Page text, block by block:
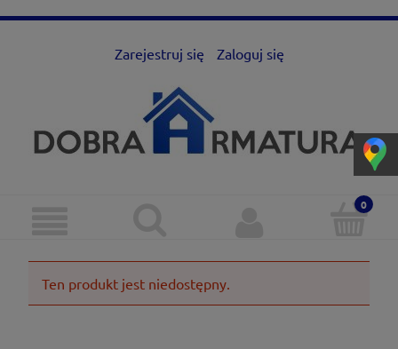
Zarejestruj się Zaloguj się
Ten produkt jest niedostępny.